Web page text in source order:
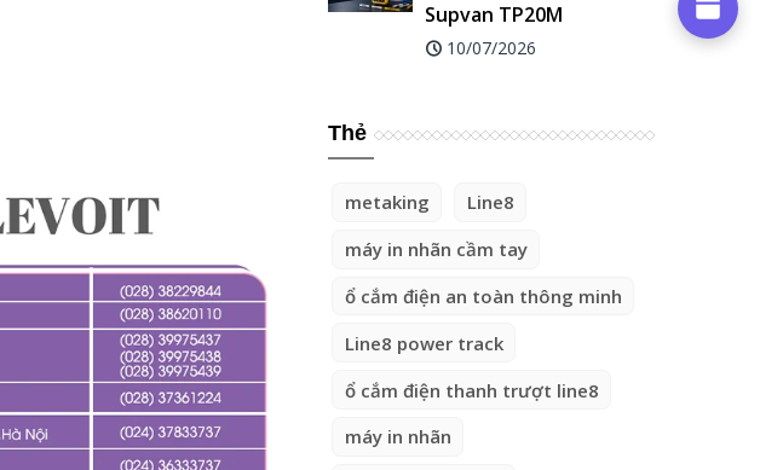
Supvan TP20M
10/07/2026
Thẻ
metaking
Line8
máy in nhãn cầm tay
ổ cắm điện an toàn thông minh
Line8 power track
ổ cắm điện thanh trượt line8
máy in nhãn